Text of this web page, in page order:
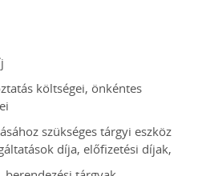
költségei, önkéntes
szükséges tárgyi eszköz
díja, előfizetési díjak,